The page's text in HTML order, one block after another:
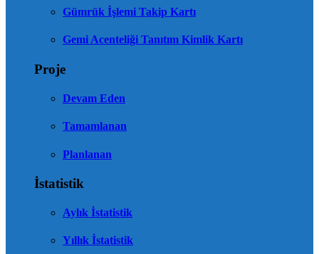
Gümrük İşlemi Takip Kartı
Gemi Acenteliği Tanıtım Kimlik Kartı
Proje
Devam Eden
Tamamlanan
Planlanan
İstatistik
Aylık İstatistik
Yıllık İstatistik